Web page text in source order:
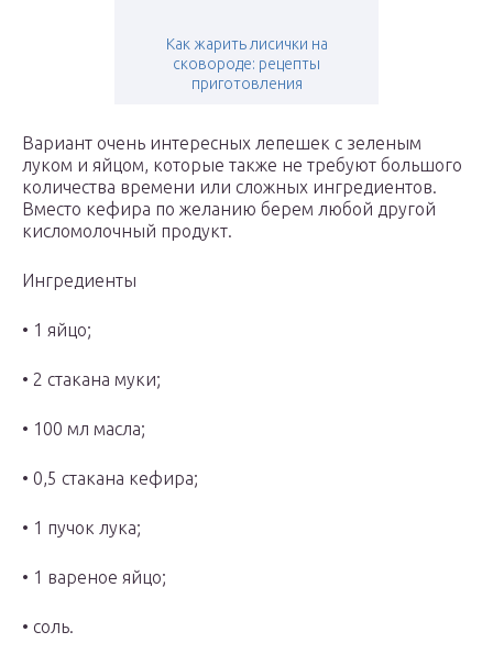
Как жарить лисички на
сковороде: рецепты
приготовления
Вариант очень интересных лепешек с зеленым
луком и яйцом, которые также не требуют большого
количества времени или сложных ингредиентов.
Вместо кефира по желанию берем любой другой
кисломолочный продукт.
Ингредиенты
• 1 яйцо;
• 2 стакана муки;
• 100 мл масла;
• 0,5 стакана кефира;
• 1 пучок лука;
• 1 вареное яйцо;
• соль.